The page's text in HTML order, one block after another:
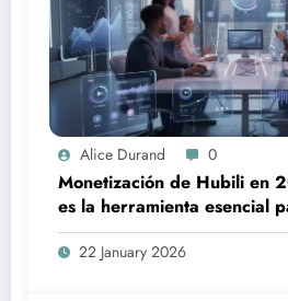
Alice Durand 0
Monetización de Hubili en
es la herramienta esencial
creadores
22 January 2026